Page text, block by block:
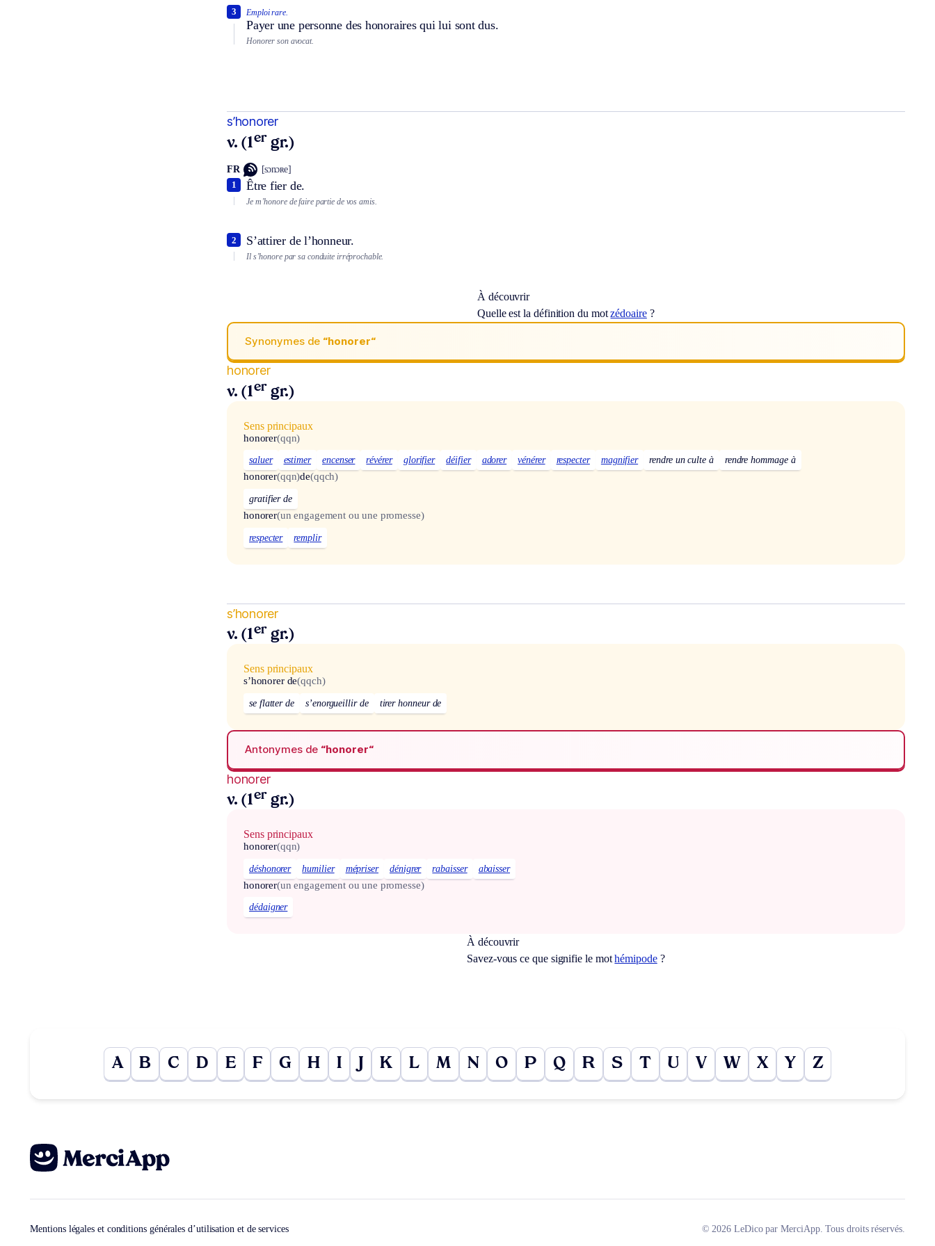
Emploi rare.
Payer une personne des honoraires qui lui sont dus.
3
Honorer son avocat.
s’honorer
v. (1er gr.)
FR [sɔnɔʀe]
Être fier de.
1
Je m’honore de faire partie de vos amis.
S’attirer de l’honneur.
2
Il s’honore par sa conduite irréprochable.
À découvrir
Quelle est la définition du motzédoaire?
Synonymes de “honorer“
honorer
v. (1er gr.)
Sens principaux
honorer(qqn)
saluer estimer encenser révérer glorifier déifier adorer vénérer respecter magnifier rendre un culte à rendre hommage à
honorer(qqn)de(qqch)
gratifier de
honorer(un engagement ou une promesse)
respecter remplir
s’honorer
v. (1er gr.)
Sens principaux
s’honorer de(qqch)
se flatter de s’enorgueillir de tirer honneur de
Antonymes de “honorer“
honorer
v. (1er gr.)
Sens principaux
honorer(qqn)
déshonorer humilier mépriser dénigrer rabaisser abaisser
honorer(un engagement ou une promesse)
dédaigner
À découvrir
Savez-vous ce que signifie le mothémipode?
A B C D E F G H I J K L M N O P Q R S T U V W X Y Z
Mentions légales et conditions générales d’utilisation et de services © 2026 LeDico par MerciApp. Tous droits réservés.